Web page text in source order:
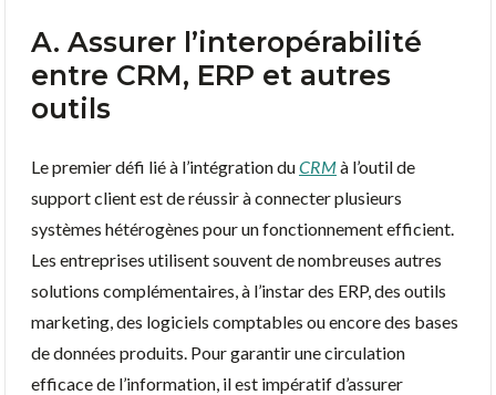
A. Assurer l’interopérabilité
entre CRM, ERP et autres
outils
Le premier défi lié à l’intégration duCRMà l’outil de
support client est de réussir à connecter plusieurs
systèmes hétérogènes pour un fonctionnement efficient.
Les entreprises utilisent souvent de nombreuses autres
solutions complémentaires, à l’instar des ERP, des outils
marketing, des logiciels comptables ou encore des bases
de données produits. Pour garantir une circulation
efficace de l’information, il est impératif d’assurer